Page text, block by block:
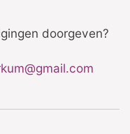
doorgeven?